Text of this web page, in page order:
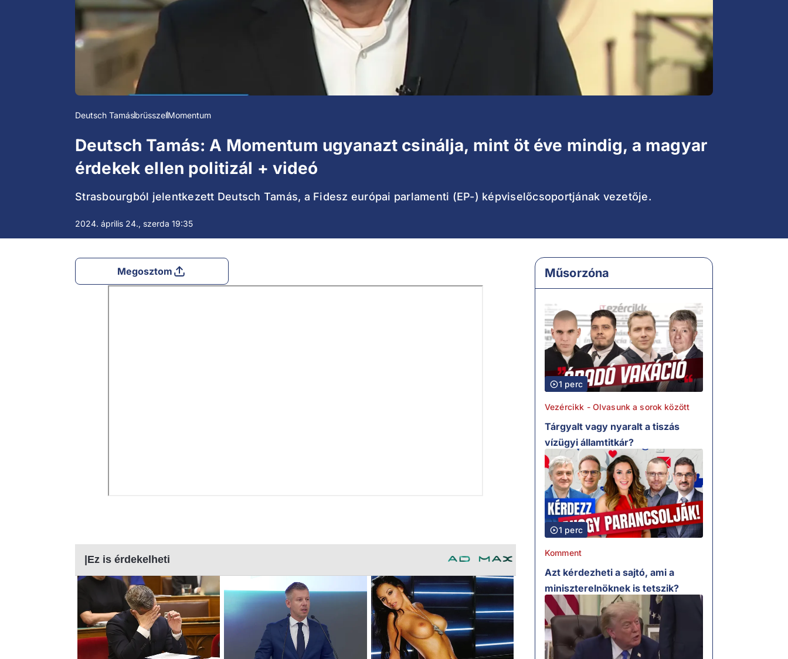
Deutsch TamásbrüsszelMomentum
Deutsch Tamás: A Momentum ugyanazt csinálja, mint öt éve mindig, a magyar
érdekek ellen politizál + videó
Strasbourgból jelentkezett Deutsch Tamás, a Fidesz európai parlamenti (EP-) képviselőcsoportjának vezetője.
2024. április 24., szerda 19:35
Megosztom Műsorzóna
1 perc
Vezércikk - Olvasunk a sorok között
Tárgyalt vagy nyaralt a tiszás
vízügyi államtitkár?
1 perc
Komment
Azt kérdezheti a sajtó, ami a
miniszterelnöknek is tetszik?